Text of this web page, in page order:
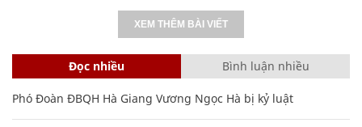
XEM THÊM BÀI VIẾT
Đọc nhiều Bình luận nhiều
Phó Đoàn ĐBQH Hà Giang Vương Ngọc Hà bị kỷ luật